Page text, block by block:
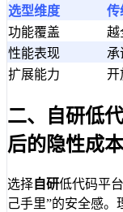
选型维度 传
功能覆盖
越
性能表现
承
扩展能力
开
二、自研低
后的隐性成本
选择自研低代码平
己手里”的安全感